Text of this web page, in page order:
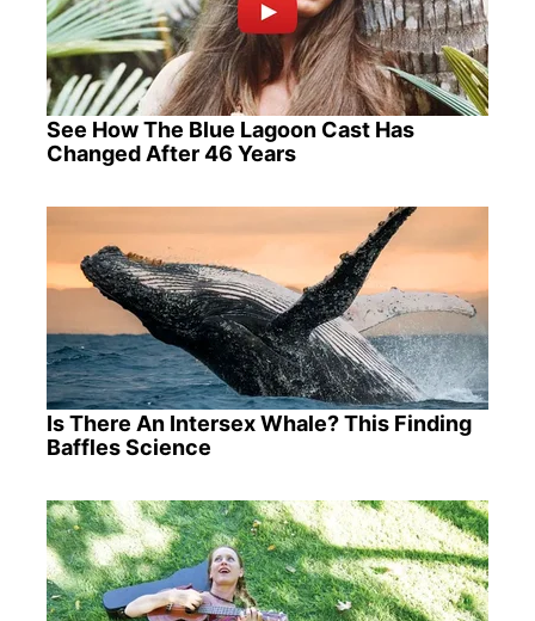
See How The Blue Lagoon Cast Has
Changed After 46 Years
Is There An Intersex Whale? This Finding
Baffles Science